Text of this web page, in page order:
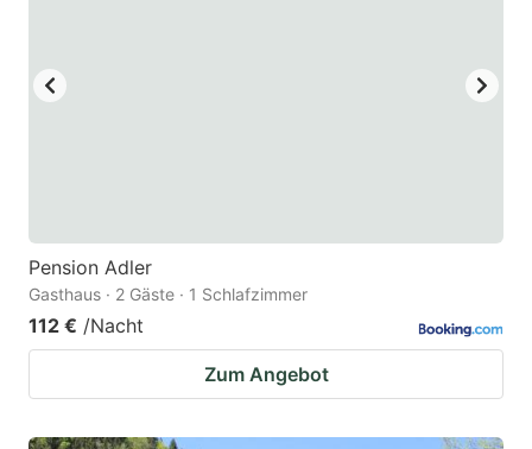
Pension Adler
Gasthaus · 2 Gäste · 1 Schlafzimmer
112 € /Nacht
Zum Angebot